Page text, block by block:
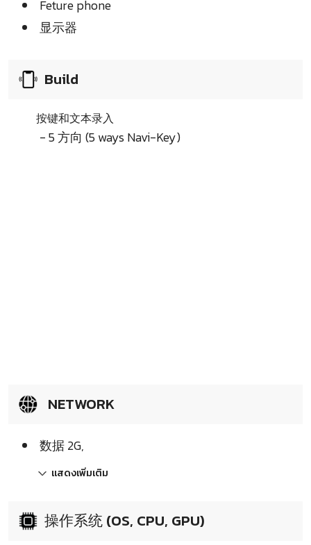
Feture phone
显示器
Build
按键和文本录入
- 5 方向 (5 ways Navi-Key)
NETWORK
数据 2G,
แสดงเพิ่มเติม
操作系统 (OS, CPU, GPU)